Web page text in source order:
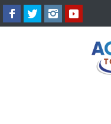
टिहरी में
गहरी खाई में
परिवार के 5
घायल, एक की